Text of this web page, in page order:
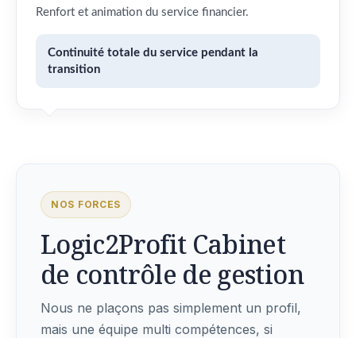
Renfort et animation du service financier.
Continuité totale du service pendant la
transition
NOS FORCES
Logic2Profit Cabinet
de contrôle de gestion
Nous ne plaçons pas simplement un profil,
mais une équipe multi compétences, si